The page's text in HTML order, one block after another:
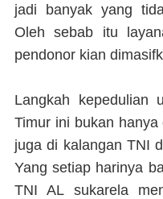
jadi banyak yang
Oleh sebab itu
pendonor kian
Langkah kepedulian
Timur ini bukan
juga di kalangan TNI
Yang setiap harinya
TNI AL sukarela